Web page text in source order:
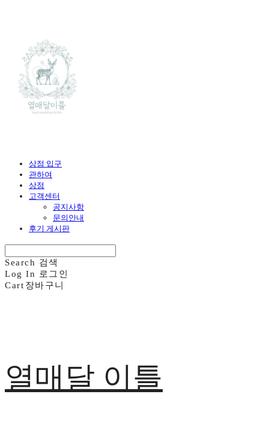
상점 입구
관하여
상점
고객센터
공지사항
문의안내
후기 게시판
Search 검색
Log In
로그인
Cart 장바구니
열매달 이틀